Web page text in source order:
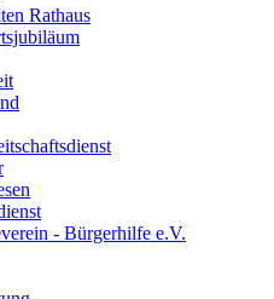
Rathaus
- Bürgerhilfe e.V.